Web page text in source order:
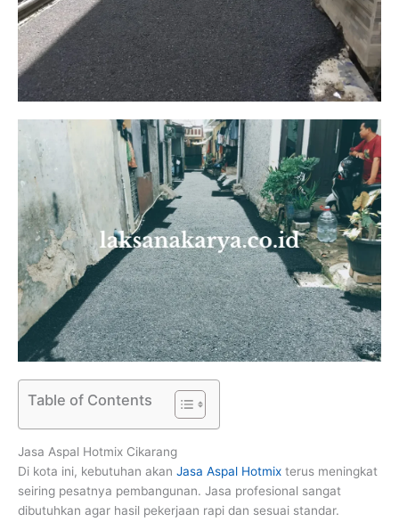
Table of Contents
Jasa Aspal Hotmix Cikarang
Di kota ini, kebutuhan akan Jasa Aspal Hotmix terus meningkat
seiring pesatnya pembangunan. Jasa profesional sangat
dibutuhkan agar hasil pekerjaan rapi dan sesuai standar.